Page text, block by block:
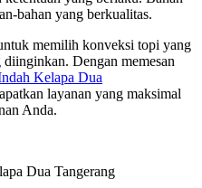
bahan yang berkualitas.
memilih konveksi topi yang
diinginkan. Dengan memesan
Kelapa Dua
layanan yang maksimal
Anda.
Dua Tangerang